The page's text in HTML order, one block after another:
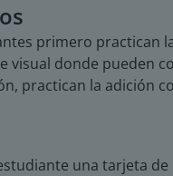
primero practican
visual donde pueden
practican la adición
una tarjeta